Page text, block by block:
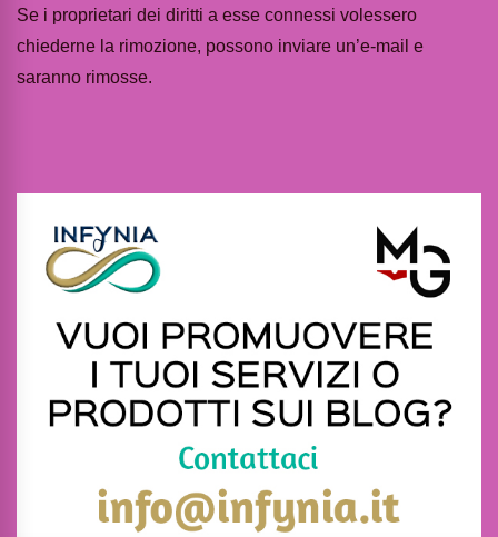
Se i proprietari dei diritti a esse connessi volessero
chiederne la rimozione, possono inviare un’e-mail e
saranno rimosse.